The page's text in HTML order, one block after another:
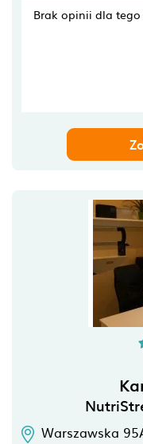
Brak opinii dla
Warszawska